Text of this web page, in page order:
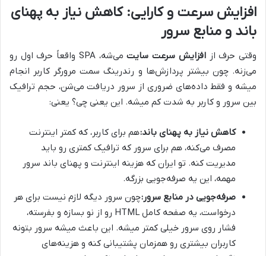
افزایش سرعت و کارایی: کاهش نیاز به پهنای
باند و منابع سرور
وقتی حرف ازافزایش سرعت سایت
می‌شه، SPA واقعاً حرف اول رو
می‌زنه. چون بیشتر پردازش‌ها و رندرینگ سمت مرورگر کاربر انجام
میشه و فقط داده‌های ضروری از سرور دریافت می‌شن، حجم ترافیک
بین سرور و کاربر به شدت کم میشه. این یعنی چی؟ یعنی:
کاهش نیاز به پهنای باند:هم برای کاربر، که کمتر اینترنت
مصرف می‌کنه، هم برای سرور که ترافیک کمتری رو باید
مدیریت کنه. تو ایران که هزینه اینترنت و پهنای باند سرور
مهمه، این یه صرفه‌جویی بزرگه.
صرفه‌جویی در منابع سرور:چون سرور دیگه لازم نیست برای هر
درخواست، یه صفحه کامل HTML رو از نو بسازه و بفرسته،
فشار روی سرور خیلی کمتر میشه. این باعث میشه سرور بتونه
کاربران بیشتری رو همزمان پشتیبانی کنه و هزینه‌های